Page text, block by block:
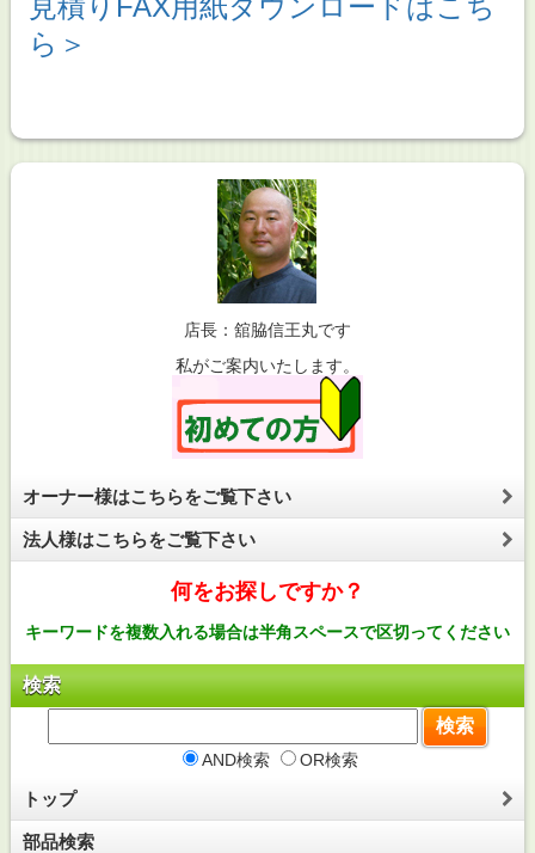
ら＞
店長：舘脇信王丸です
私がご案内いたします。
オーナー様はこちらをご覧下さい
法人様はこちらをご覧下さい
何をお探しですか？
キーワードを複数入れる場合は半角スペースで区切ってください
検索
AND検索 OR検索
トップ
部品検索